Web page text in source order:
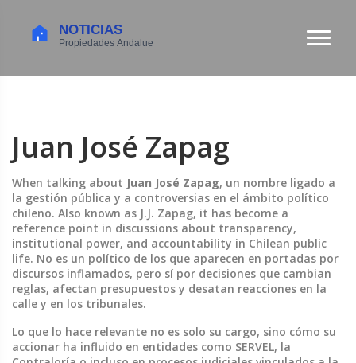
Juan José Zapag
When talking about Juan José Zapag, un nombre ligado a
la gestión pública y a controversias en el ámbito político
chileno. Also known as J.J. Zapag, it has become a
reference point in discussions about transparency,
institutional power, and accountability in Chilean public
life. No es un político de los que aparecen en portadas por
discursos inflamados, pero sí por decisiones que cambian
reglas, afectan presupuestos y desatan reacciones en la
calle y en los tribunales.
Lo que lo hace relevante no es solo su cargo, sino cómo su
accionar ha influido en entidades como SERVEL, la